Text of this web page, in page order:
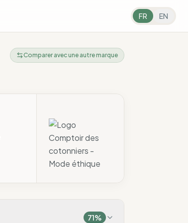
FR EN
Comparer avec une autre marque
71%